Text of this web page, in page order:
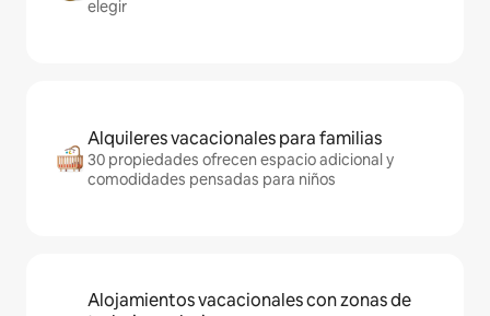
elegir
Alquileres vacacionales para familias
30 propiedades ofrecen espacio adicional y
comodidades pensadas para niños
Alojamientos vacacionales con zonas de